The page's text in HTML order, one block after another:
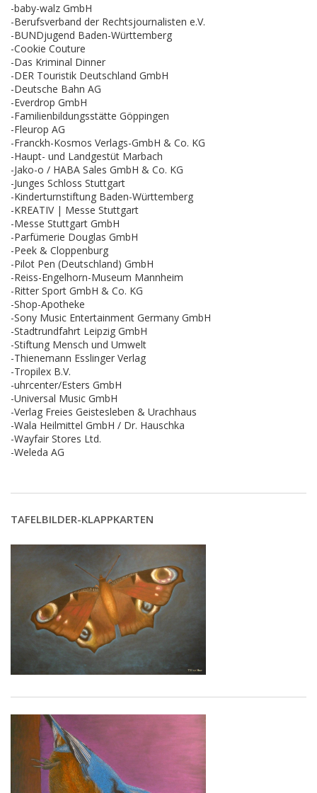
-baby-walz GmbH
-Berufsverband der Rechtsjournalisten e.V.
-BUNDjugend Baden-Württemberg
-Cookie Couture
-Das Kriminal Dinner
-DER Touristik Deutschland GmbH
-Deutsche Bahn AG
-Everdrop GmbH
-Familienbildungsstätte Göppingen
-Fleurop AG
-Franckh-Kosmos Verlags-GmbH & Co. KG
-Haupt- und Landgestüt Marbach
-Jako-o / HABA Sales GmbH & Co. KG
-Junges Schloss Stuttgart
-Kinderturnstiftung Baden-Württemberg
-KREATIV | Messe Stuttgart
-Messe Stuttgart GmbH
-Parfümerie Douglas GmbH
-Peek & Cloppenburg
-Pilot Pen (Deutschland) GmbH
-Reiss-Engelhorn-Museum Mannheim
-Ritter Sport GmbH & Co. KG
-Shop-Apotheke
-Sony Music Entertainment Germany GmbH
-Stadtrundfahrt Leipzig GmbH
-Stiftung Mensch und Umwelt
-Thienemann Esslinger Verlag
-Tropilex B.V.
-uhrcenter/Esters GmbH
-Universal Music GmbH
-Verlag Freies Geistesleben & Urachhaus
-Wala Heilmittel GmbH / Dr. Hauschka
-Wayfair Stores Ltd.
-Weleda AG
TAFELBILDER-KLAPPKARTEN